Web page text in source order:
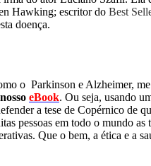
Hawking; escritor do Best
doença.
o Parkinson e Alzheimer,
eBook. Ou seja, usando
a tese de Copérnico
pessoas em todo o mundo
Que o bem, a ética e a